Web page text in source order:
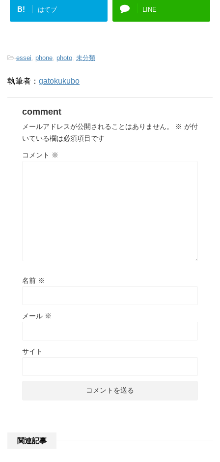
B! はてブ LINE
-essei phone photo 未分類
執筆者： gatokukubo
comment
メールアドレスが公開されることはありません。 ※ が付
いている欄は必須項目です
コメント ※
名前 ※
メール ※
サイト
関連記事